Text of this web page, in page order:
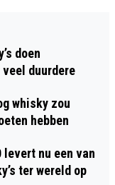
doen
duurdere
whisky zou
hebben
levert nu een van
ter wereld op